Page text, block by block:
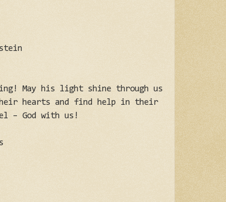
May his light shine through us
hearts and find help in their
– God with us!